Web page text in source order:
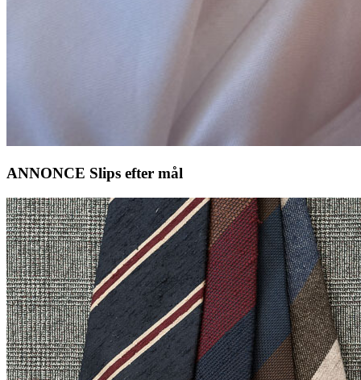
ANNONCE Slips efter mål